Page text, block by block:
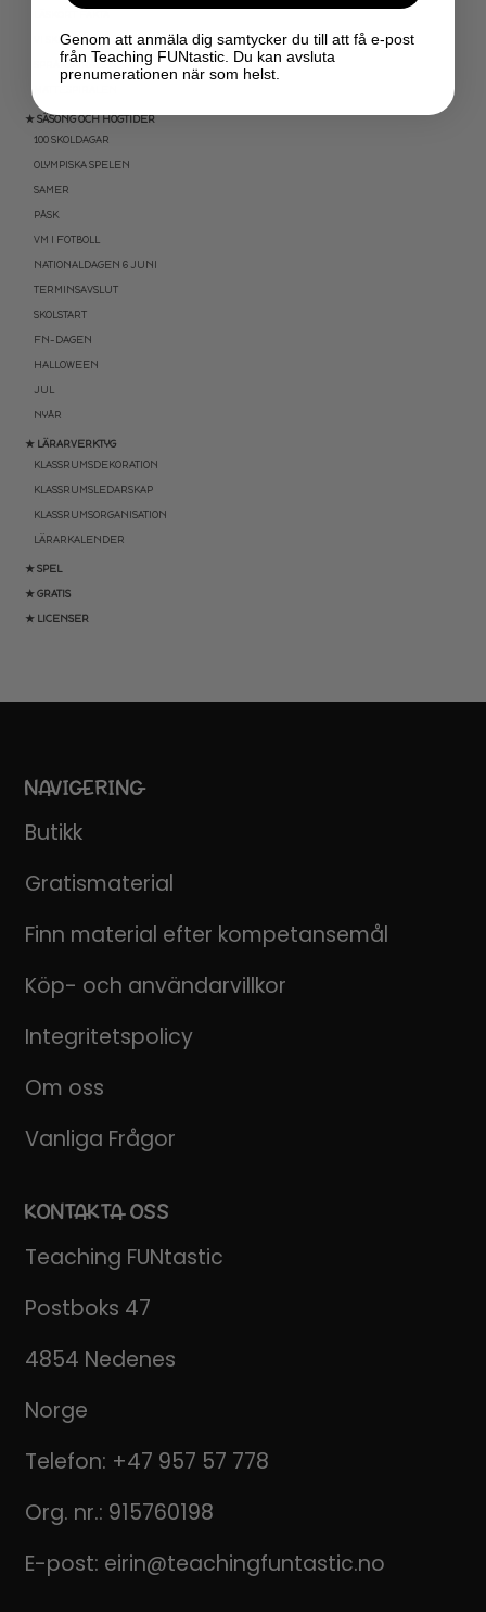
VI SKRIVER
SPRÅKSPIRALEN
★ SÄSONG OCH HÖGTIDER
100 SKOLDAGAR
OLYMPISKA SPELEN
SAMER
PÅSK
VM I FOTBOLL
NATIONALDAGEN 6 JUNI
TERMINSAVSLUT
SKOLSTART
FN-DAGEN
HALLOWEEN
JUL
NYÅR
★ LÄRARVERKTYG
KLASSRUMSDEKORATION
KLASSRUMSLEDARSKAP
KLASSRUMSORGANISATION
LÄRARKALENDER
★ SPEL
★ GRATIS
★ LICENSER
NAVIGERING
Butikk
Gratismaterial
Finn material efter kompetansemål
Köp- och användarvillkor
Integritetspolicy
Om oss
Vanliga Frågor
KONTAKTA OSS
Teaching FUNtastic
Postboks 47
4854 Nedenes
Norge
Telefon: +47 957 57 778
Org. nr.: 915760198
E-post: eirin@teachingfuntastic.no
Genom att anmäla dig samtycker du till att få e-post
från Teaching FUNtastic. Du kan avsluta
prenumerationen när som helst.